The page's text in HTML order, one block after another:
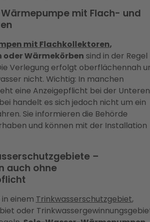
mit Flach- und
mit Flachkollektoren,
Wärmekörben sind in der Regel
Verlegung erfolgt oberflächennah
nicht. Wichtig: In manchen
eine Anzeigepflicht bei der Unteren
handelt es sich jedoch nicht um ein
Sie informieren die Behörde
und können mit der Installation
–
auch ohne
einem Trinkwasserschutzgebiet,
oder